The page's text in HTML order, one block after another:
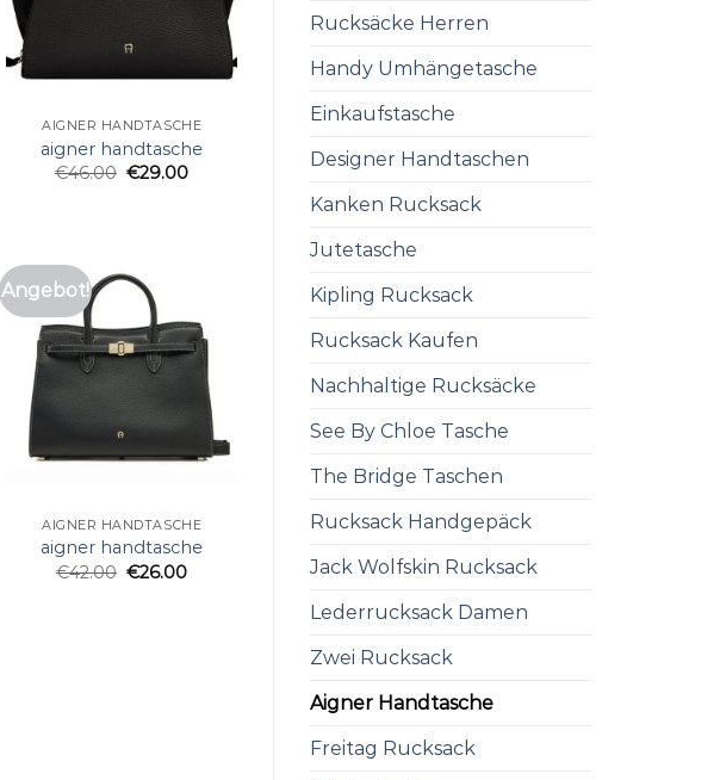
Rucksäcke Herren
Handy Umhängetasche
Einkaufstasche
Designer Handtaschen
Kanken Rucksack
Jutetasche
Kipling Rucksack
Rucksack Kaufen
Nachhaltige Rucksäcke
See By Chloe Tasche
The Bridge Taschen
Rucksack Handgepäck
Jack Wolfskin Rucksack
Lederrucksack Damen
Zwei Rucksack
Aigner Handtasche
Freitag Rucksack
AIGNER HANDTASCHE
aigner handtasche
€46.00 €29.00
Angebot!
AIGNER HANDTASCHE
aigner handtasche
€42.00 €26.00